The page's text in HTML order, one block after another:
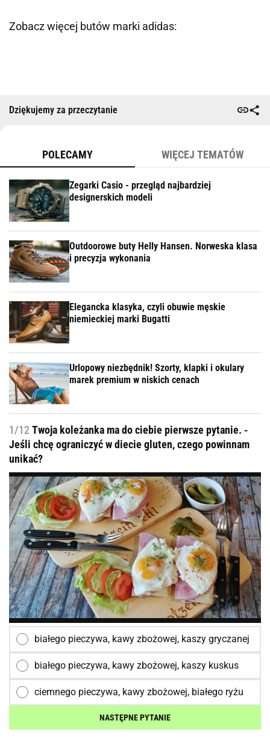
Zobacz więcej butów marki adidas:
Dziękujemy za przeczytanie
POLECAMY WIĘCEJ TEMATÓW
Zegarki Casio - przegląd najbardziej
designerskich modeli
Outdoorowe buty Helly Hansen. Norweska klasa
i precyzja wykonania
Elegancka klasyka, czyli obuwie męskie
niemieckiej marki Bugatti
Urlopowy niezbędnik! Szorty, klapki i okulary
marek premium w niskich cenach
1/12 Twoja koleżanka ma do ciebie pierwsze pytanie. -
Jeśli chcę ograniczyć w diecie gluten, czego powinnam
unikać?
białego pieczywa, kawy zbożowej, kaszy gryczanej
białego pieczywa, kawy zbożowej, kaszy kuskus
ciemnego pieczywa, kawy zbożowej, białego ryżu
NASTĘPNE PYTANIE